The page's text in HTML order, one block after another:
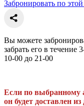
Забронировать по
Вы можете
забрать его в
10-00 до 21-00
Если по выбранному
он будет доставлен